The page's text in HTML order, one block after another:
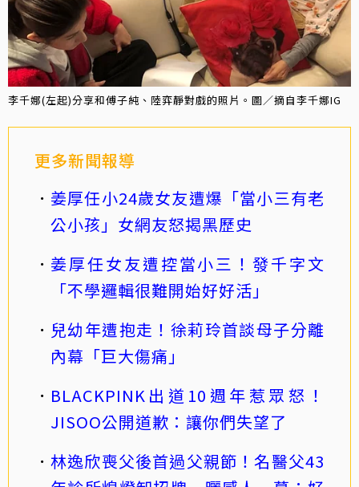
李千娜(左起)分享和傅子純、陸弈靜對戲的照片。圖／摘自李千娜IG
更多新聞報導
姜厚任小24歲女友遭爆「當小三有老
公小孩」女網友怒揭黑歷史
姜厚任女友遭控當小三！發千字文
「不學邏輯很難開始好好活」
兒幼年遭抱走！徐莉玲首談母子分離
內幕「巨大傷痛」
BLACKPINK出道10週年惹眾怒！
JISOO公開道歉：讓你們失望了
林逸欣喪父後首過父親節！名醫父43